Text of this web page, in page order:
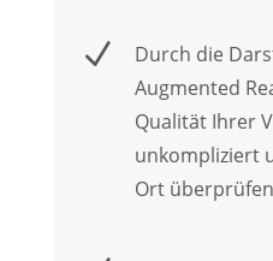
N
Durch die
Augmented
Qualität Ihrer
unkompliziert
Ort